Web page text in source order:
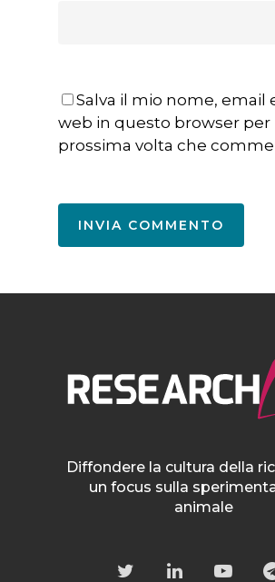
Salva il mio nome, email
web in questo browser per
prossima volta che
Diffondere la cultura della
un focus sulla
animale